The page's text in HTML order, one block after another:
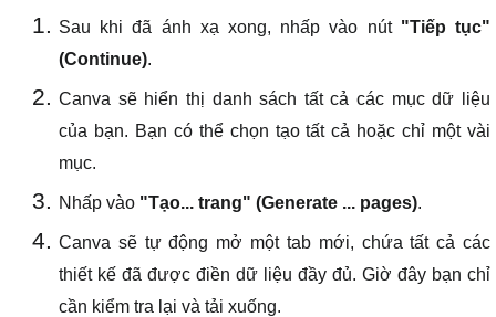
Sau khi đã ánh xạ xong, nhấp vào nút "Tiếp tục"
(Continue).
Canva sẽ hiển thị danh sách tất cả các mục dữ liệu
của bạn. Bạn có thể chọn tạo tất cả hoặc chỉ một vài
mục.
Nhấp vào "Tạo... trang" (Generate ... pages).
Canva sẽ tự động mở một tab mới, chứa tất cả các
thiết kế đã được điền dữ liệu đầy đủ. Giờ đây bạn chỉ
cần kiểm tra lại và tải xuống.